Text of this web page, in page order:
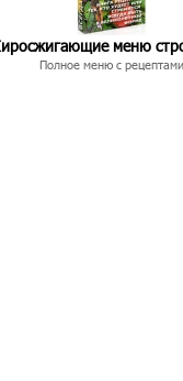
меню
Полное меню с рецептами